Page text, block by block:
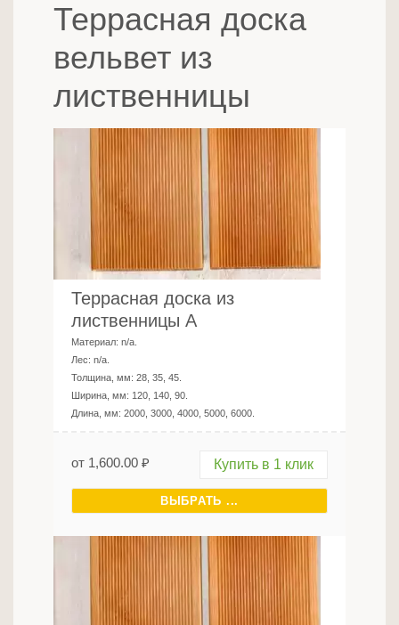
Террасная доска
вельвет из
лиственницы
Террасная доска из
лиственницы A
Материал: n/a
Лес: n/a
Толщина, мм: 28, 35, 45
Ширина, мм: 120, 140, 90
Длина, мм: 2000, 3000, 4000, 5000, 6000
от 1,600.00 ₽ Купить в 1 клик
ВЫБРАТЬ ...